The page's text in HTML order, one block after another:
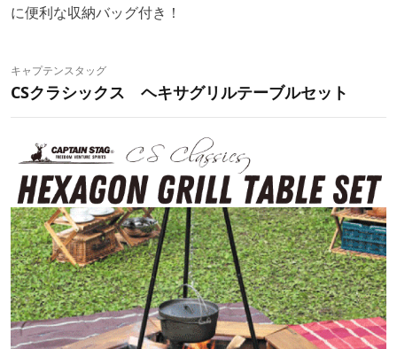
に便利な収納バッグ付き！
キャプテンスタッグ
CSクラシックス ヘキサグリルテーブルセット